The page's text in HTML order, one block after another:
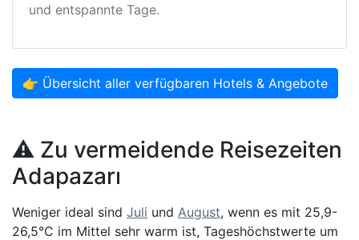
und entspannte Tage.
👉 Übersicht aller verfügbaren Hotels & Angebote
⚠️ Zu vermeidende Reisezeiten
Adapazarı
Weniger ideal sind Juli und August, wenn es mit 25,9-
26,5°C im Mittel sehr warm ist, Tageshöchstwerte um